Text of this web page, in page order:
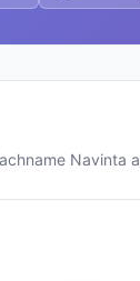
Navinta